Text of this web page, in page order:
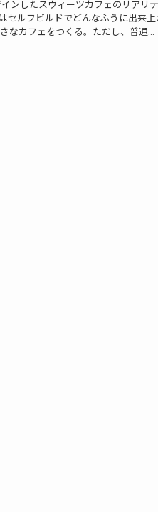
ンしたスウィーツカフェのリアリ
セルフビルドでどんなふうに出来上
なカフェをつくる。ただし、普通...